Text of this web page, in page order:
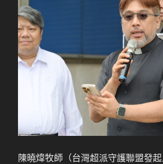
陳曉煒牧師（台灣超派守護聯盟發